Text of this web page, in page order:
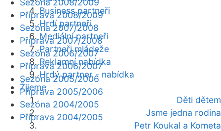
Business partneři
Hrdí partneři
Mediální partneři
Partneři mládeže
Reklamní nabídka
Hrdý partner - nabídka
Žijeme
Děti dětem
Jsme jedna rodina
Petr Koukal a Kometa
Sezóna 2008/2009
Příprava 2008/2009
Sezóna 2007/2008
Příprava 2007/2008
Sezóna 2006/2007
Příprava 2006/2007
Sezóna 2005/2006
Příprava 2005/2006
Sezóna 2004/2005
Příprava 2004/2005